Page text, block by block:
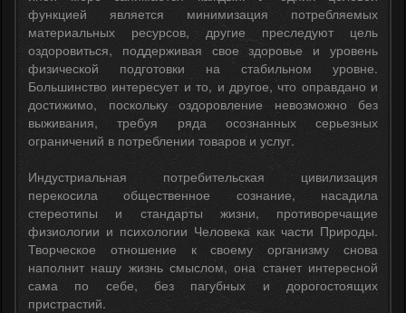
функцией является минимизация потребляемых
материальных ресурсов, другие преследуют цель
оздоровиться, поддерживая свое здоровье и уровень
физической подготовки на стабильном уровне.
Большинство интересует и то, и другое, что оправдано и
достижимо, поскольку оздоровление невозможно без
выживания, требуя ряда осознанных серьезных
ограничений в потреблении товаров и услуг.
Индустриальная потребительская цивилизация
перекосила общественное сознание, насадила
стереотипы и стандарты жизни, противоречащие
физиологии и психологии Человека как части Природы.
Творческое отношение к своему организму снова
наполнит нашу жизнь смыслом, она станет интересной
сама по себе, без пагубных и дорогостоящих
пристрастий.